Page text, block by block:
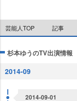
芸能人TOP 記事
杉本ゆうのTV出演情報
2014-09
2014-09-01